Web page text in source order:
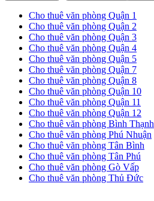
Cho thuê văn phòng Quận 1
Cho thuê văn phòng Quận 2
Cho thuê văn phòng Quận 3
Cho thuê văn phòng Quận 4
Cho thuê văn phòng Quận 5
Cho thuê văn phòng Quận 7
Cho thuê văn phòng Quận 8
Cho thuê văn phòng Quận 10
Cho thuê văn phòng Quận 11
Cho thuê văn phòng Quận 12
Cho thuê văn phòng Bình Thạnh
Cho thuê văn phòng Phú Nhuận
Cho thuê văn phòng Tân Bình
Cho thuê văn phòng Tân Phú
Cho thuê văn phòng Gò Vấp
Cho thuê văn phòng Thủ Đức